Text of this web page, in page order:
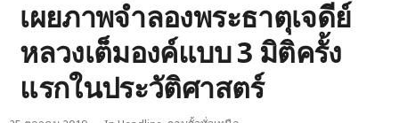
เผยภาพจำลองพระธาตุเจดีย์
หลวงเต็มองค์แบบ 3 มิติครั้ง
แรกในประวัติศาสตร์